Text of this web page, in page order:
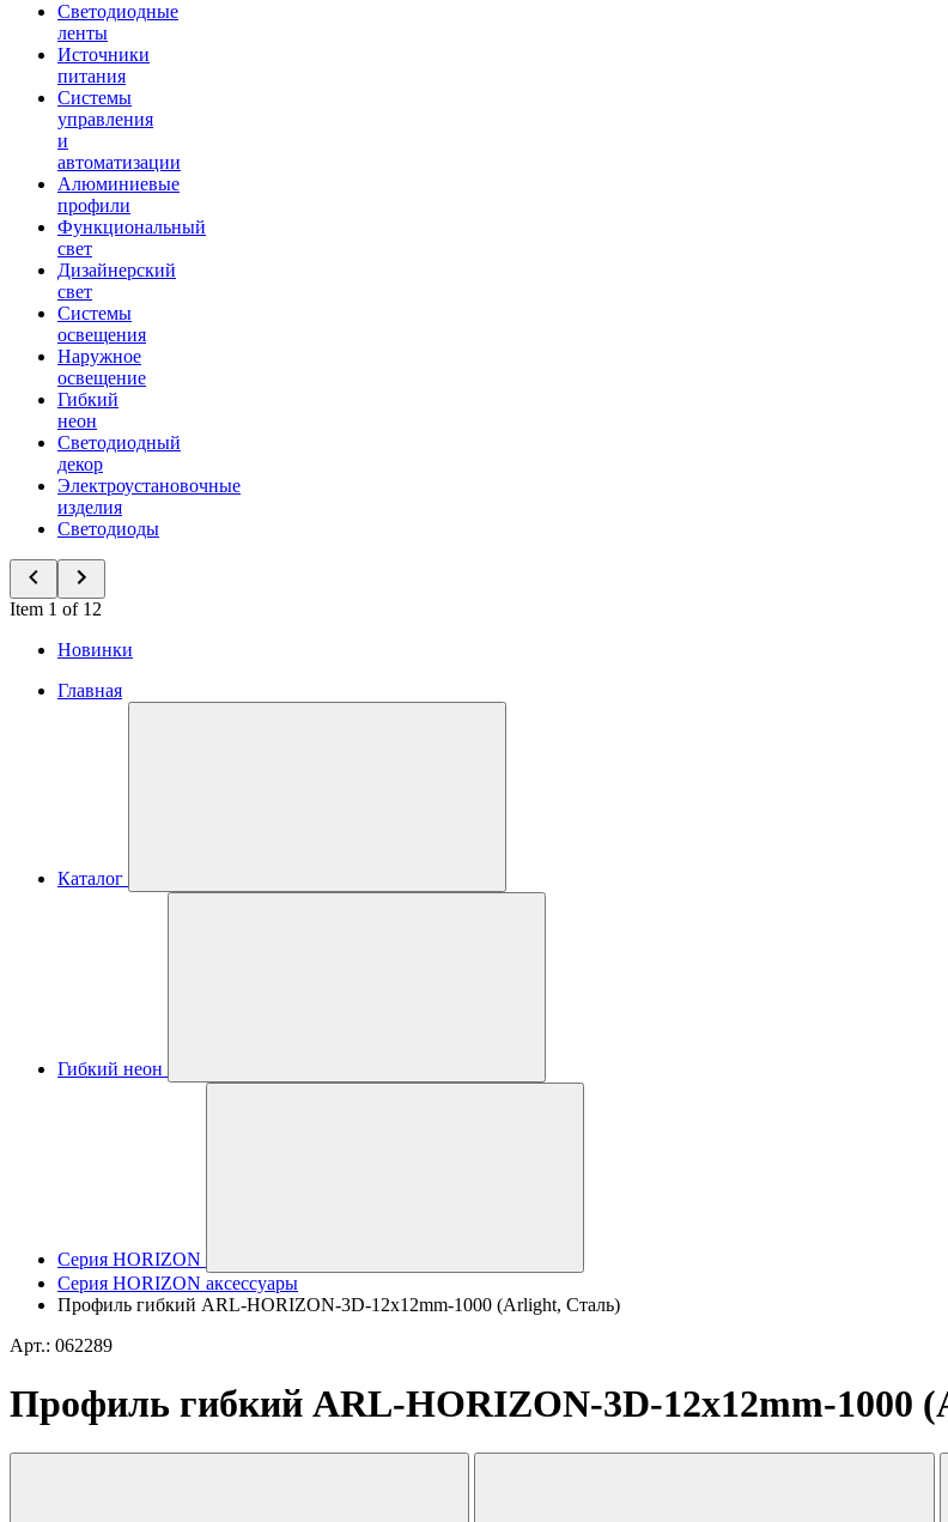
Светодиодные
ленты
Источники
питания
Системы
управления
и
автоматизации
Алюминиевые
профили
Функциональный
свет
Дизайнерский
свет
Системы
освещения
Наружное
освещение
Гибкий
неон
Светодиодный
декор
Электроустановочные
изделия
Светодиоды
Item 1 of 12
Новинки
Главная
Каталог
Гибкий неон
Серия HORIZON
Серия HORIZON аксессуары
Профиль гибкий ARL-HORIZON-3D-12x12mm-1000 (Arlight, Сталь)
Арт.: 062289
Профиль гибкий ARL-HORIZON-3D-12x12mm-1000